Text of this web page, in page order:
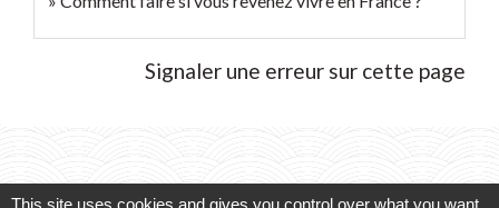
Signaler une erreur sur cette page
This site uses cookies and gives you control over what you want